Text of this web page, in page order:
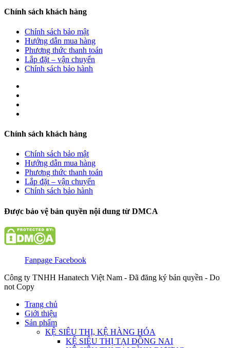
Chính sách khách hàng
Chính sách bảo mật
Hướng dẫn mua hàng
Phương thức thanh toán
Lắp đặt – vận chuyển
Chính sách bảo hành
Chính sách khách hàng
Chính sách bảo mật
Hướng dẫn mua hàng
Phương thức thanh toán
Lắp đặt – vận chuyển
Chính sách bảo hành
Được bảo vệ bản quyền nội dung từ DMCA
Fanpage Facebook
Công ty TNHH Hanatech Việt Nam - Đã đăng ký bản quyền - Do
not Copy
Trang chủ
Giới thiệu
Sản phẩm
KỆ SIÊU THỊ, KỆ HÀNG HÓA
KỆ SIÊU THỊ TẠI ĐỒNG NAI